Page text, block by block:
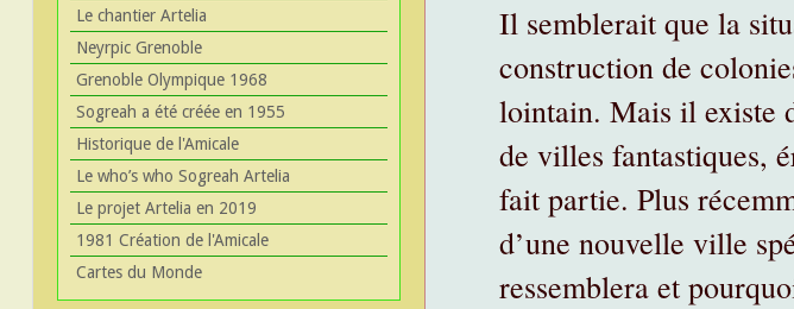
Le chantier Artelia
Neyrpic Grenoble
Grenoble Olympique 1968
Sogreah a été créée en 1955
Historique de l'Amicale
Le who’s who Sogreah Artelia
Le projet Artelia en 2019
1981 Création de l'Amicale
Cartes du Monde
Il semblerait que la
construction de
lointain. Mais il existe
de villes fantastiques,
fait partie. Plus
d’une nouvelle ville
ressemblera et